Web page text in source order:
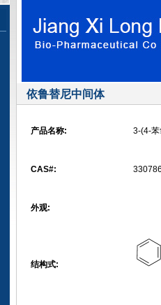
依鲁替尼中间体
产品名称: 3-(4-
CAS#:
外观:
结构式: